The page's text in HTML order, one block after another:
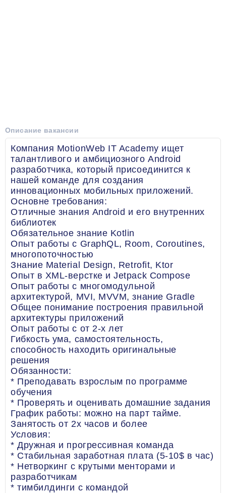
Описание вакансии
Компания MotionWeb IT Academy ищет
талантливого и амбициозного Android
разработчика, который присоединится к
нашей команде для создания
инновационных мобильных приложений.
Основне требования:
Отличные знания Android и его внутренних
библиотек
Обязательное знание Kotlin
Опыт работы с GraphQL, Room, Coroutines,
многопоточностью
Знание Material Design, Retrofit, Ktor
Опыт в XML-верстке и Jetpack Compose
Опыт работы с многомодульной
архитектурой, MVI, MVVM, знание Gradle
Общее понимание построения правильной
архитектуры приложений
Опыт работы с от 2-х лет
Гибкость ума, самостоятельность,
способность находить оригинальные
решения
Обязанности:
* Преподавать взрослым по программе
обучения
* Проверять и оценивать домашние задания
График работы: можно на парт тайме.
Занятость от 2х часов и более
Условия:
* Дружная и прогрессивная команда
* Стабильная заработная плата (5-10$ в час)
* Нетворкинг с крутыми менторами и
разработчикам
* тимбилдинги с командой